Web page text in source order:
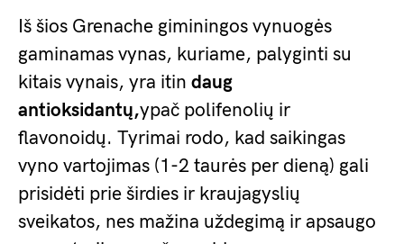
Iš šios Grenache giminingos vynuogės
gaminamas vynas, kuriame, palyginti su
kitais vynais, yra itin daug
antioksidantų,ypač polifenolių ir
flavonoidų. Tyrimai rodo, kad saikingas
vyno vartojimas (1-2 taurės per dieną) gali
prisidėti prie širdies ir kraujagyslių
sveikatos, nes mažina uždegimą ir apsaugo